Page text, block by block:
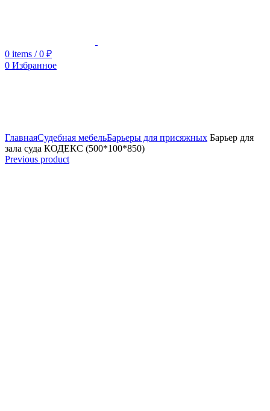
0 items / 0 ₽
0 Избранное
ГлавнаяСудебная мебельБарьеры для присяжных Барьер для
зала суда КОДЕКС (500*100*850)
Previous product